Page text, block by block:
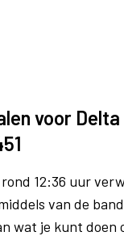
voor
12:36 uur
van de
wat je kunt doen